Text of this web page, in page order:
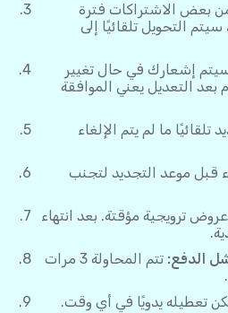
بعض الاشتراكات فترة
سيتم التحويل تلقائيًا إلى
إشعارك في حال تغيير
بعد التعديل يعني الموافقة
تلقائيًا ما لم يتم الإلغاء
قبل موعد التجديد لتجنب
ترويجية مؤقتة. بعد انتهاء
الدفع:
تتم المحاولة 3 مرات
تعطيله يدويًا في أي وقت.